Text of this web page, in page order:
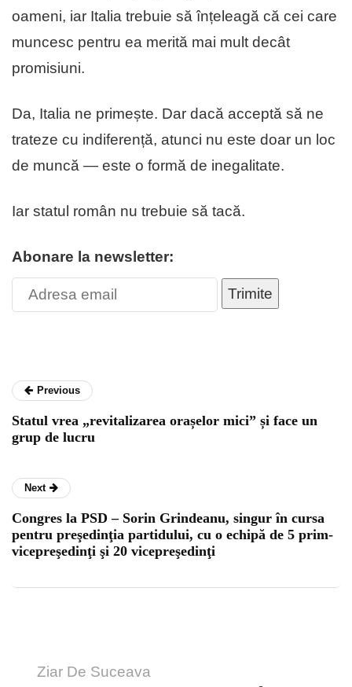
oameni, iar Italia trebuie să înțeleagă că cei care
muncesc pentru ea merită mai mult decât
promisiuni.
Da, Italia ne primește. Dar dacă acceptă să ne
trateze cu indiferență, atunci nu este doar un loc
de muncă — este o formă de inegalitate.
Iar statul român nu trebuie să tacă.
Abonare la newsletter:
Trimite
Previous
Statul vrea „revitalizarea orașelor mici” și face un
grup de lucru
Next
Congres la PSD – Sorin Grindeanu, singur în cursa
pentru preşedinţia partidului, cu o echipă de 5 prim-
vicepreşedinţi şi 20 vicepreşedinţi
Ziar De Suceava